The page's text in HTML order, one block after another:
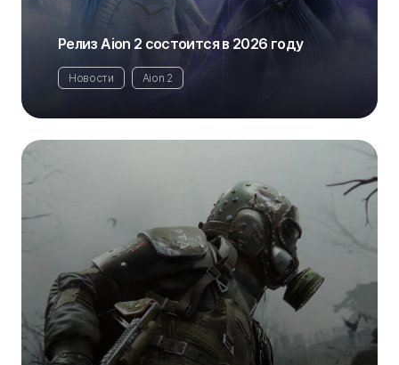
Релиз Aion 2 состоится в 2026 году
Новости Aion 2